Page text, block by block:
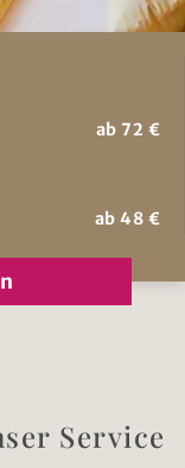
ab 72 €
ab 48 €
Service